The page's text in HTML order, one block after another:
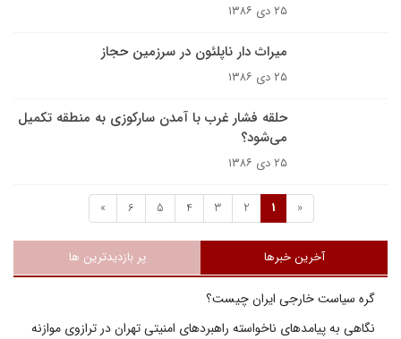
۲۵ دی ۱۳۸۶
ميراث دار ناپلئون در سرزمين حجاز
۲۵ دی ۱۳۸۶
حلقه فشار غرب با آمدن سارکوزى به منطقه تکميل
مى‌شود؟
۲۵ دی ۱۳۸۶
«
1
2
3
4
5
6
»
آخرین خبرها پر بازدیدترین ها
گره سیاست خارجی ایران چیست؟
نگاهی به پیامدهای ناخواسته راهبردهای امنیتی تهران در ترازوی موازنه